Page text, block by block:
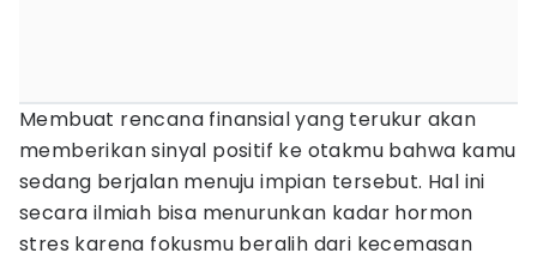
Membuat rencana finansial yang terukur akan
memberikan sinyal positif ke otakmu bahwa kamu
sedang berjalan menuju impian tersebut. Hal ini
secara ilmiah bisa menurunkan kadar hormon
stres karena fokusmu beralih dari kecemasan